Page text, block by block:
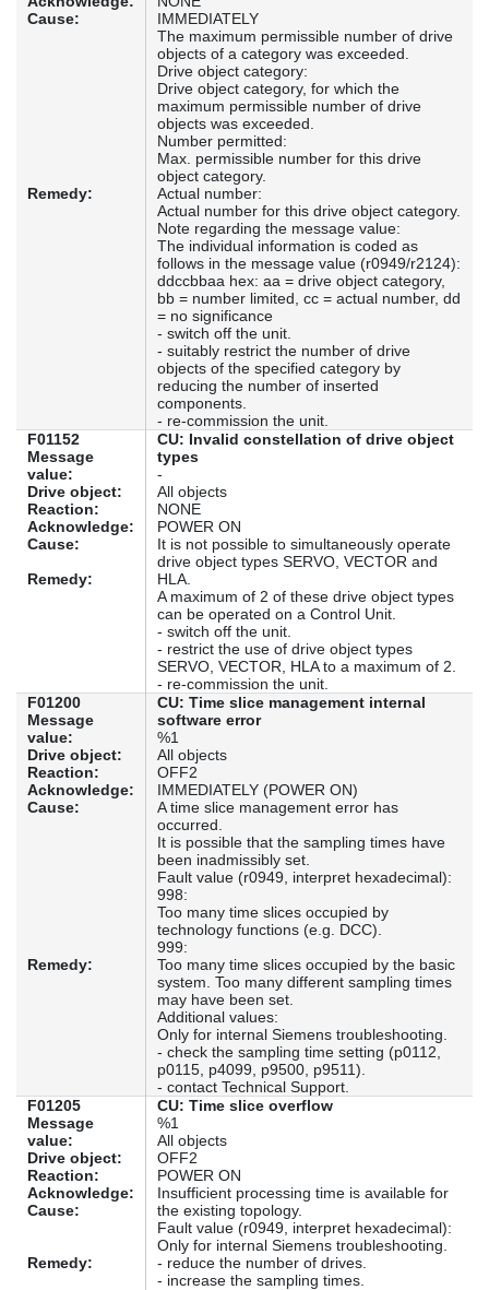
Cause:
Remedy:
IMMEDIATELY
The maximum permissible number of drive
objects of a category was exceeded.
Drive object category:
Drive object category, for which the
maximum permissible number of drive
objects was exceeded.
Number permitted:
Max. permissible number for this drive
object category.
Actual number:
Actual number for this drive object category.
Note regarding the message value:
The individual information is coded as
follows in the message value (r0949/r2124):
ddccbbaa hex: aa = drive object category,
bb = number limited, cc = actual number, dd
= no significance
- switch off the unit.
- suitably restrict the number of drive
objects of the specified category by
reducing the number of inserted
components.
- re-commission the unit.
F01152
Message
value:
Drive object:
Reaction:
Acknowledge:
Cause:
Remedy:
CU: Invalid constellation of drive object
types
-
All objects
NONE
POWER ON
It is not possible to simultaneously operate
drive object types SERVO, VECTOR and
HLA.
A maximum of 2 of these drive object types
can be operated on a Control Unit.
- switch off the unit.
- restrict the use of drive object types
SERVO, VECTOR, HLA to a maximum of 2.
- re-commission the unit.
F01200
Message
value:
Drive object:
Reaction:
Acknowledge:
Cause:
Remedy:
CU: Time slice management internal
software error
%1
All objects
OFF2
IMMEDIATELY (POWER ON)
A time slice management error has
occurred.
It is possible that the sampling times have
been inadmissibly set.
Fault value (r0949, interpret hexadecimal):
998:
Too many time slices occupied by
technology functions (e.g. DCC).
999:
Too many time slices occupied by the basic
system. Too many different sampling times
may have been set.
Additional values:
Only for internal Siemens troubleshooting.
- check the sampling time setting (p0112,
p0115, p4099, p9500, p9511).
- contact Technical Support.
F01205
Message
value:
Drive object:
Reaction:
Acknowledge:
Cause:
Remedy:
CU: Time slice overflow
%1
All objects
OFF2
POWER ON
Insufficient processing time is available for
the existing topology.
Fault value (r0949, interpret hexadecimal):
Only for internal Siemens troubleshooting.
- reduce the number of drives.
- increase the sampling times.